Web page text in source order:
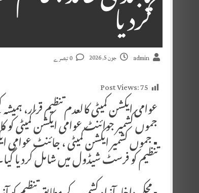
کردیا
admin جون 5, 2026
Post Views:75
عوامی ایکشن کمیٹی کالعدم تنظیم قرار،
جموں کشمیر جوائنٹ عوامی ایکشن کمیٹی کو
▪️ جموں کشمیر ایکشن کمیٹی ، جائنٹ
تنظیم کو فرسٹ شیڈول میں شامل کردیا